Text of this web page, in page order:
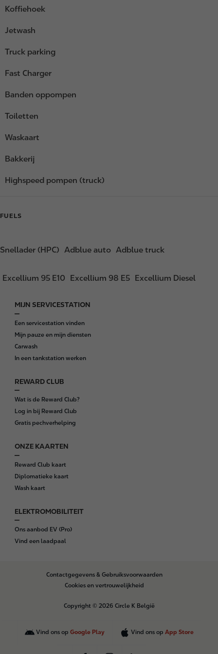
Koffiehoek
Jetwash
Truck parking
Fast Charger
Banden oppompen
Toiletten
Waskaart
Bakkerij
Highspeed pompen (truck)
FUELS
Snellader (HPC) Adblue auto Adblue truck
Excellium 95 E10 Excellium 98 E5 Excellium Diesel
F
o
o
t
e
MIJN SERVICESTATION
Een servicestation vinden
Mijn pauze en mijn diensten
Carwash
In een tankstation werken
REWARD CLUB
Wat is de Reward Club?
Log in bij Reward Club
Gratis pechverhelping
ONZE KAARTEN
Reward Club kaart
Diplomatieke kaart
Wash kaart
ELEKTROMOBILITEIT
Ons aanbod EV (Pro)
Vind een laadpaal
Contactgegevens & Gebruiksvoorwaarden
Cookies en vertrouwelijkheid
Copyright © 2026 Circle K België
Vind ons op Google Play Vind ons op App Store